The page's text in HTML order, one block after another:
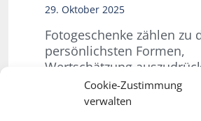
Cookie-Zustimmung
verwalten
29. Oktober 2025
Fotogeschenke zählen zu
persönlichsten Formen,
Wertschätzung
zum Jahresende bieten sie
Gelegenheit, besondere